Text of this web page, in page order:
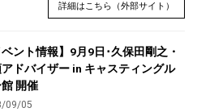
詳細はこちら（外部サイト）
ベント情報】9月9日･久保田剛之・
ドバイザー in キャスティングル
開催
09/05